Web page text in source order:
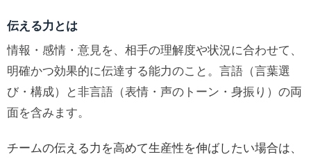
伝える力とは
情報・感情・意見を、相手の理解度や状況に合わせて、
明確かつ効果的に伝達する能力のこと。言語（言葉選
び・構成）と非言語（表情・声のトーン・身振り）の両
面を含みます。
チームの伝える力を高めて生産性を伸ばしたい場合は、